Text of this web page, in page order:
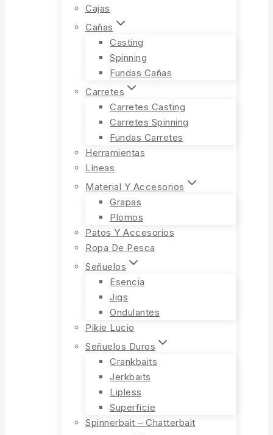
Cajas
Cañas
Casting
Spinning
Fundas Cañas
Carretes
Carretes Casting
Carretes Spinning
Fundas Carretes
Herramientas
Líneas
Material Y Accesorios
Grapas
Plomos
Patos Y Accesorios
Ropa De Pesca
Señuelos
Esencia
Jigs
Ondulantes
Pikie Lucio
Señuelos Duros
Crankbaits
Jerkbaits
Lipless
Superficie
Spinnerbait – Chatterbait